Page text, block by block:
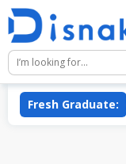
Skip
content
Fresh Graduate: